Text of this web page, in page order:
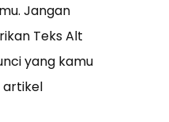
Jangan
Teks Alt
yang kamu
artikel